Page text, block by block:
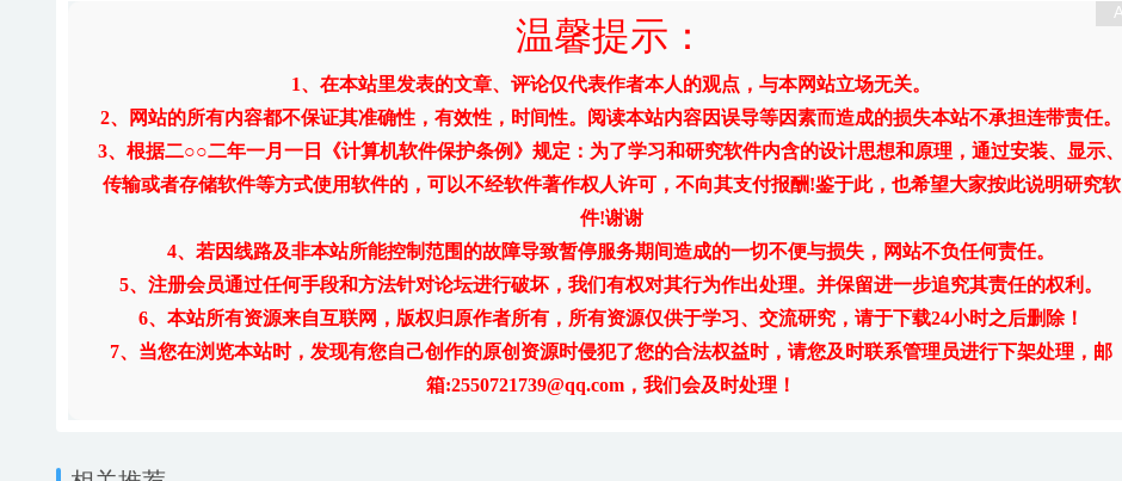
温馨提示：
1、在本站里发表的文章、评论仅代表作者本人的观点，与本网站立场无关。
2、网站的所有内容都不保证其准确性，有效性，时间性。阅读本站内容因误导等因素而造成的损失本站不承担连带责任。
3、根据二○○二年一月一日《计算机软件保护条例》规定：为了学习和研究软件内含的设计思想和原理，通过安装、显示、
传输或者存储软件等方式使用软件的，可以不经软件著作权人许可，不向其支付报酬!鉴于此，也希望大家按此说明研究软
件!谢谢
4、若因线路及非本站所能控制范围的故障导致暂停服务期间造成的一切不便与损失，网站不负任何责任。
5、注册会员通过任何手段和方法针对论坛进行破坏，我们有权对其行为作出处理。并保留进一步追究其责任的权利。
6、本站所有资源来自互联网，版权归原作者所有，所有资源仅供于学习、交流研究，请于下载24小时之后删除！
7、当您在浏览本站时，发现有您自己创作的原创资源时侵犯了您的合法权益时，请您及时联系管理员进行下架处理，邮
箱:2550721739@qq.com，我们会及时处理！